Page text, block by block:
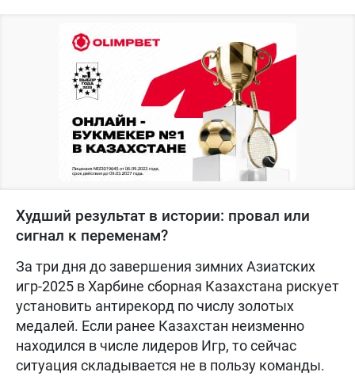
Худший результат в истории: провал или
сигнал к переменам?
За три дня до завершения зимних Азиатских
игр-2025 в Харбине сборная Казахстана рискует
установить антирекорд по числу золотых
медалей. Если ранее Казахстан неизменно
находился в числе лидеров Игр, то сейчас
ситуация складывается не в пользу команды.